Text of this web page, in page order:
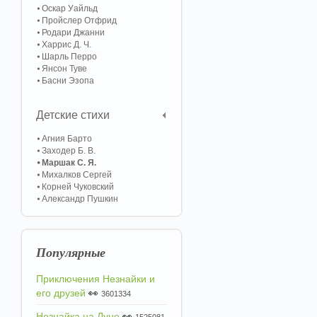
Оскар Уайльд
Пройслер Отфрид
Родари Джанни
Харрис Д. Ч.
Шарль Перро
Янсон Туве
Басни Эзопа
Детские стихи
Агния Барто
Заходер Б. В.
Маршак С. Я.
Михалков Сергей
Корней Чуковский
Александр Пушкин
Популярные
Приключения Незнайки и
его друзей 👀 3601334